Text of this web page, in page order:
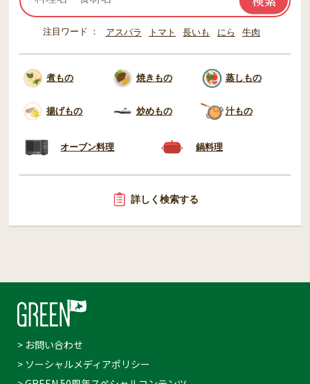
注目ワード アスパラ トマト 長いも にら 牛肉
煮もの 焼きもの 蒸しもの
揚げもの 炒めもの 汁もの
オーブン料理 鍋料理
詳しく検索する
> お問い合わせ
> ソーシャルメディアポリシー